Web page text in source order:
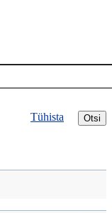
Otsi
Tühista